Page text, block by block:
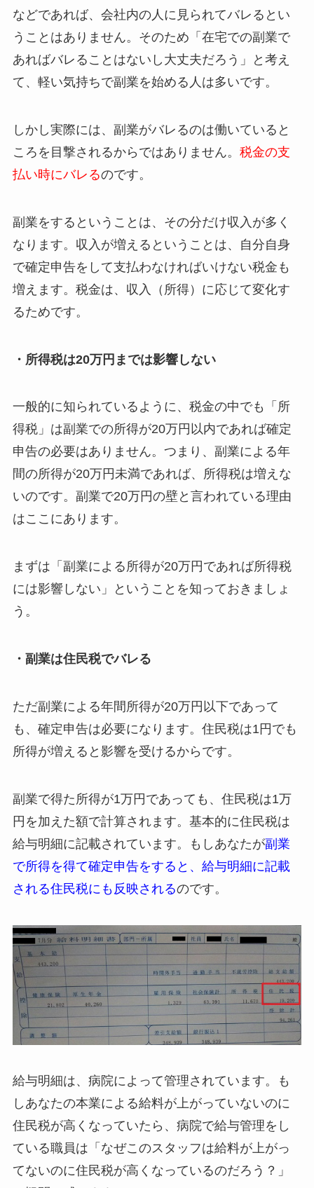
などであれば、会社内の人に見られてバレるとい
うことはありません。そのため「在宅での副業で
あればバレることはないし大丈夫だろう」と考え
て、軽い気持ちで副業を始める人は多いです。
しかし実際には、副業がバレるのは働いていると
ころを目撃されるからではありません。 税金の支
払い時にバレるのです。
副業をするということは、その分だけ収入が多く
なります。収入が増えるということは、自分自身
で確定申告をして支払わなければいけない税金も
増えます。税金は、収入（所得）に応じて変化す
るためです。
・所得税は20万円までは影響しない
一般的に知られているように、税金の中でも「所
得税」は副業での所得が20万円以内であれば確定
申告の必要はありません。つまり、副業による年
間の所得が20万円未満であれば、所得税は増えな
いのです。副業で20万円の壁と言われている理由
はここにあります。
まずは「副業による所得が20万円であれば所得税
には影響しない」ということを知っておきましょ
う。
・副業は住民税でバレる
ただ副業による年間所得が20万円以下であって
も、確定申告は必要になります。住民税は1円でも
所得が増えると影響を受けるからです。
副業で得た所得が1万円であっても、住民税は1万
円を加えた額で計算されます。基本的に住民税は
給与明細に記載されています。もしあなたが副業
で所得を得て確定申告をすると、給与明細に記載
される住民税にも反映されるのです。
給与明細は、病院によって管理されています。も
しあなたの本業による給料が上がっていないのに
住民税が高くなっていたら、病院で給与管理をし
ている職員は「なぜこのスタッフは給料が上がっ
てないのに住民税が高くなっているのだろう？」